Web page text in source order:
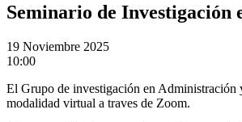
Seminario de Investigación
19 Noviembre 2025
10:00
El Grupo de investigación en
modalidad virtual a traves de Zoom.